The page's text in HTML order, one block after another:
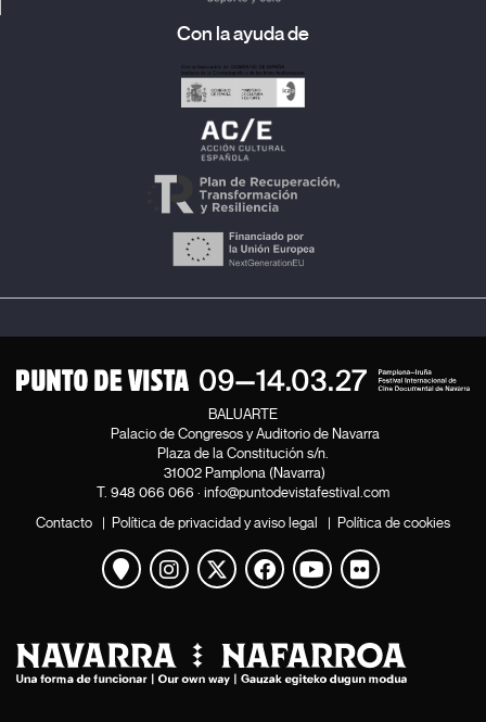
Con la ayuda de
BALUARTE
Palacio de Congresos y Auditorio de Navarra
Plaza de la Constitución s/n.
31002 Pamplona (Navarra)
T. 948 066 066 · info@puntodevistafestival.com
Contacto | Política de privacidad y aviso legal | Política de cookies
Ver mapa
Instagram
Twitter
Facebook
Youtube
Flickr